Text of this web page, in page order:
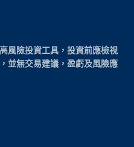
風險投資工具，投資前應檢視
並無交易建議，盈虧及風險應